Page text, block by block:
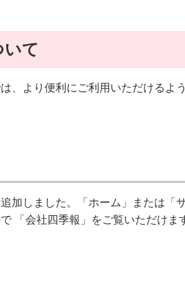
いて
、より便利にご利用いただけるよ
加しました。「ホーム」または「
「会社四季報」をご覧いただけま